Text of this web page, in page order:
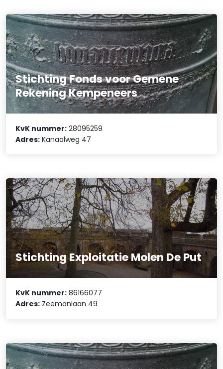
Stichting Fonds voor Gemene
Rekening Kempeneers
KvK nummer: 28095259
Adres: Kanaalweg 47
Stichting Exploitatie Molen De Put
KvK nummer: 86166077
Adres: Zeemanlaan 49